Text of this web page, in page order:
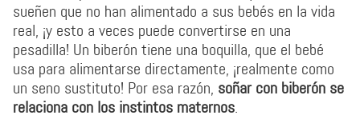
sueñen que no han alimentado a sus bebés en la vida
real, ¡y esto a veces puede convertirse en una
pesadilla! Un biberón tiene una boquilla, que el bebé
usa para alimentarse directamente, ¡realmente como
un seno sustituto! Por esa razón, soñar con biberón se
relaciona con los instintos maternos.